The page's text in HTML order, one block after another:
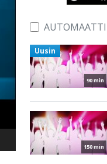
90 min
Uusin
150 min